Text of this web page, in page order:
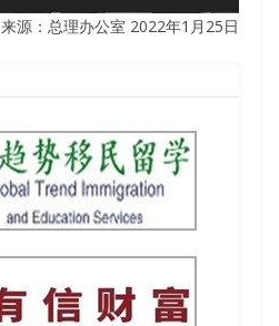
来源：总理办公室 2022年1月25日